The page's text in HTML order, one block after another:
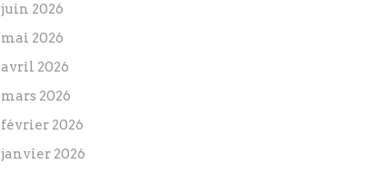
juin 2026
mai 2026
avril 2026
mars 2026
février 2026
janvier 2026